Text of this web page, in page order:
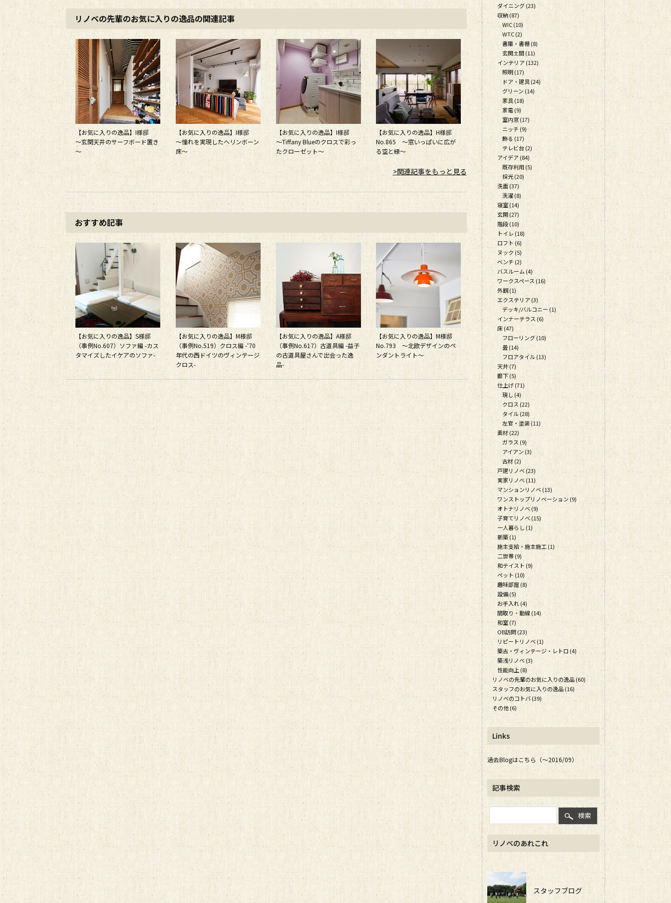
リノベの先輩のお気に入りの逸品の関連記事
【お気に入りの逸品】I様邸
～玄関天井のサーフボード置き
～
【お気に入りの逸品】I様邸
～憧れを実現したヘリンボーン
床～
【お気に入りの逸品】I様邸
～Tiffany Blueのクロスで彩っ
たクローゼット～
【お気に入りの逸品】H様邸
No.865 ～窓いっぱいに広が
る空と緑～
>関連記事をもっと見る
おすすめ記事
【お気に入りの逸品】S様邸
（事例No.607）ソファ編 -カス
タマイズしたイケアのソファ-
【お気に入りの逸品】M様邸
（事例No.519）クロス編 -‘70
年代の西ドイツのヴィンテージ
クロス-
【お気に入りの逸品】A様邸
（事例No.617）古道具編 -益子
の古道具屋さんで出会った逸
品-
【お気に入りの逸品】M様邸
No.793 ～北欧デザインのペ
ンダントライト～
ダイニング (23)
収納 (87)
WIC (10)
WTC (2)
書庫・書棚 (8)
玄関土間 (11)
インテリア (132)
照明 (17)
ドア・建具 (24)
グリーン (14)
家具 (18)
家電 (9)
室内窓 (17)
ニッチ (9)
飾る (17)
テレビ台 (2)
アイデア (84)
既存利用 (5)
採光 (20)
洗面 (37)
洗濯 (8)
寝室 (14)
玄関 (27)
階段 (10)
トイレ (18)
ロフト (6)
ヌック (5)
ベンチ (2)
バスルーム (4)
ワークスペース (16)
外観 (1)
エクステリア (3)
デッキ/バルコニー (1)
インナーテラス (6)
床 (47)
フローリング (10)
畳 (14)
フロアタイル (13)
天井 (7)
廊下 (5)
仕上げ (71)
現し (4)
クロス (22)
タイル (28)
左官・塗装 (11)
素材 (22)
ガラス (9)
アイアン (3)
古材 (2)
戸建リノベ (23)
実家リノベ (11)
マンションリノベ (13)
ワンストップリノベーション (9)
オトナリノベ (9)
子育てリノベ (15)
一人暮らし (1)
新築 (1)
施主支給・施主施工 (1)
二世帯 (9)
和テイスト (9)
ペット (10)
趣味部屋 (8)
設備 (5)
お手入れ (4)
間取り・動線 (14)
和室 (7)
OB訪問 (23)
リピートリノベ (1)
築古・ヴィンテージ・レトロ (4)
築浅リノベ (3)
性能向上 (8)
リノベの先輩のお気に入りの逸品 (60)
スタッフのお気に入りの逸品 (16)
リノベのコトバ (39)
その他 (6)
Links
過去Blogはこちら（～2016/09）
記事検索
検索
リノベのあれこれ
スタッフブログ